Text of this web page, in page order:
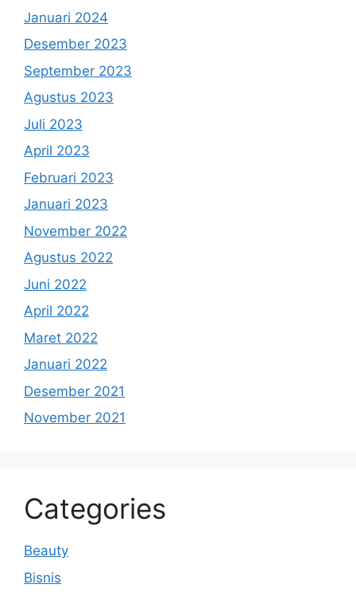
Januari 2024
Desember 2023
September 2023
Agustus 2023
Juli 2023
April 2023
Februari 2023
Januari 2023
November 2022
Agustus 2022
Juni 2022
April 2022
Maret 2022
Januari 2022
Desember 2021
November 2021
Categories
Beauty
Bisnis